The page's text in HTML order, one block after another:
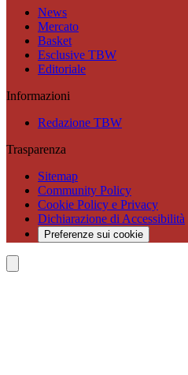
News
Mercato
Basket
Esclusive TBW
Editoriale
Informazioni
Redazione TBW
Trasparenza
Sitemap
Community Policy
Cookie Policy e Privacy
Dichiarazione di Accessibilità
Preferenze sui cookie